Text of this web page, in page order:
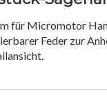
für Micromotor
Feder zur